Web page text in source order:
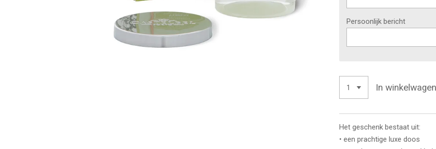
Persoonlijk bericht
In
Het geschenk bestaat uit:
• een prachtige luxe doos